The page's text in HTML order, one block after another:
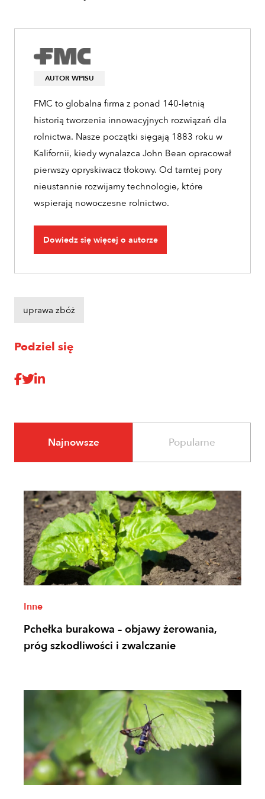
AUTOR WPISU
FMC to globalna firma z ponad 140-letnią
historią tworzenia innowacyjnych rozwiązań dla
rolnictwa. Nasze początki sięgają 1883 roku w
Kalifornii, kiedy wynalazca John Bean opracował
pierwszy opryskiwacz tłokowy. Od tamtej pory
nieustannie rozwijamy technologie, które
wspierają nowoczesne rolnictwo.
Dowiedz się więcej o autorze
uprawa zbóż
Podziel się
Najnowsze Popularne
Inne
Pchełka burakowa – objawy żerowania,
próg szkodliwości i zwalczanie